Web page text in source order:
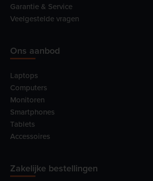
Garantie & Service
Veelgestelde vragen
Ons aanbod
Laptops
Computers
Monitoren
Smartphones
Tablets
Accessoires
Zakelijke bestellingen